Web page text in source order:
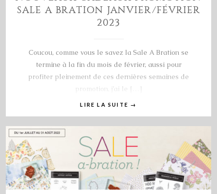
SALE A BRATION JANVIER/FÉVRIER
2023
Coucou, comme vous le savez la Sale A Bration se
termine à la fin du mois de février, aussi pour
profiter pleinement de ces dernières semaines de
promotion, j’ai le […]
LIRE LA SUITE →